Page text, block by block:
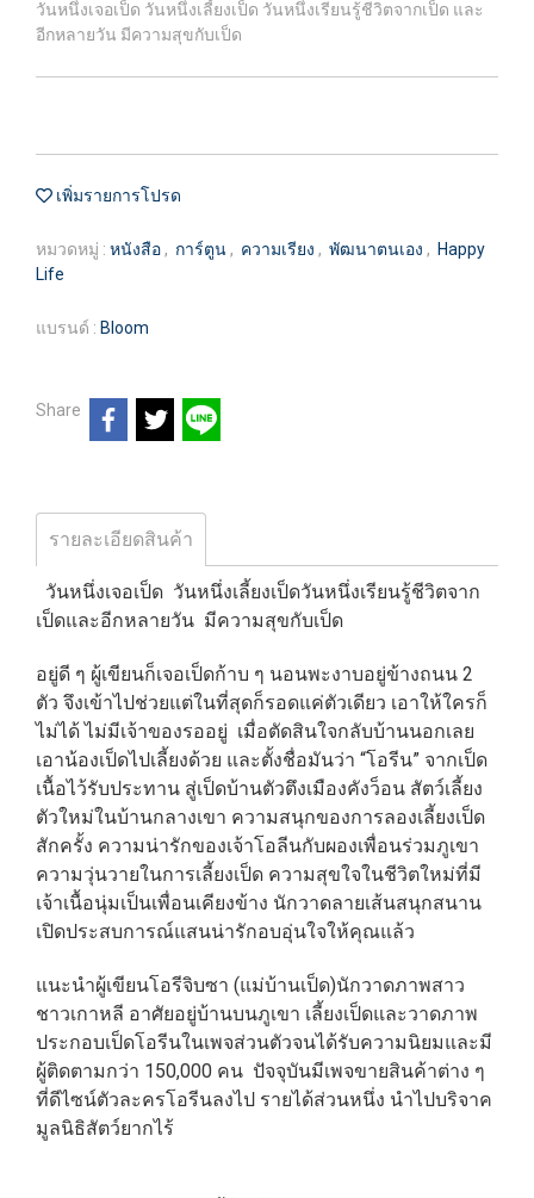
วันหนึ่งเจอเป็ด วันหนึ่งเลี้ยงเป็ด วันหนึ่งเรียนรู้ชีวิตจากเป็ด และ
อีกหลายวัน มีความสุขกับเป็ด
เพิ่มรายการโปรด
หมวดหมู่ : หนังสือ , การ์ตูน , ความเรียง , พัฒนาตนเอง , Happy
Life
แบรนด์ : Bloom
Share
รายละเอียดสินค้า
วันหนึ่งเจอเป็ด วันหนึ่งเลี้ยงเป็ดวันหนึ่งเรียนรู้ชีวิตจาก
เป็ดและอีกหลายวัน มีความสุขกับเป็ด
อยู่ดี ๆ ผู้เขียนก็เจอเป็ดก้าบ ๆ นอนพะงาบอยู่ข้างถนน 2
ตัว จึงเข้าไปช่วยแต่ในที่สุดก็รอดแค่ตัวเดียว เอาให้ใครก็
ไม่ได้ ไม่มีเจ้าของรออยู่ เมื่อตัดสินใจกลับบ้านนอกเลย
เอาน้องเป็ดไปเลี้ยงด้วย และตั้งชื่อมันว่า “โอรีน” จากเป็ด
เนื้อไว้รับประทาน สู่เป็ดบ้านตัวตึงเมืองคังว็อน สัตว์เลี้ยง
ตัวใหม่ในบ้านกลางเขา ความสนุกของการลองเลี้ยงเป็ด
สักครั้ง ความน่ารักของเจ้าโอลีนกับผองเพื่อนร่วมภูเขา
ความวุ่นวายในการเลี้ยงเป็ด ความสุขใจในชีวิตใหม่ที่มี
เจ้าเนื้อนุ่มเป็นเพื่อนเคียงข้าง นักวาดลายเส้นสนุกสนาน
เปิดประสบการณ์แสนน่ารักอบอุ่นใจให้คุณแล้ว
แนะนำผู้เขียนโอรีจิบซา (แม่บ้านเป็ด)นักวาดภาพสาว
ชาวเกาหลี อาศัยอยู่บ้านบนภูเขา เลี้ยงเป็ดและวาดภาพ
ประกอบเป็ดโอรีนในเพจส่วนตัวจนได้รับความนิยมและมี
ผู้ติดตามกว่า 150,000 คน ปัจจุบันมีเพจขายสินค้าต่าง ๆ
ที่ดีไซน์ตัวละครโอรีนลงไป รายได้ส่วนหนึ่ง นำไปบริจาค
มูลนิธิสัตว์ยากไร้